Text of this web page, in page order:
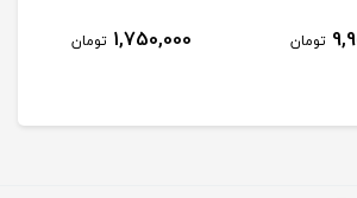
تومان 1,750,000 تومان